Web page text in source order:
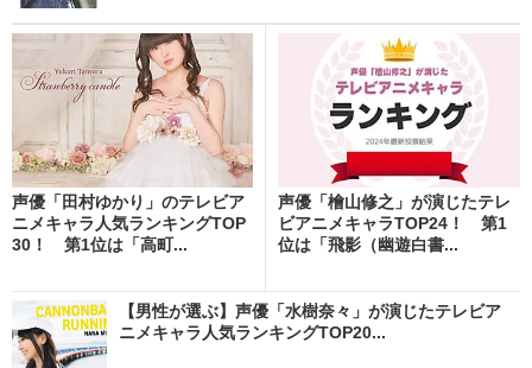
声優「田村ゆかり」のテレビア
ニメキャラ人気ランキングTOP
30！ 第1位は「高町...
声優「檜山修之」が演じたテレ
ビアニメキャラTOP24！ 第1
位は「飛影（幽遊白書...
【男性が選ぶ】声優「水樹奈々」が演じたテレビア
ニメキャラ人気ランキングTOP20...